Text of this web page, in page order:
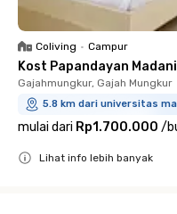
Coliving • Campur
Kost Papandayan
Gajahmungkur, Gajah Mungkur
5.8 km dari universitas
mulai dari Rp1.700.000 /
Lihat info lebih banyak